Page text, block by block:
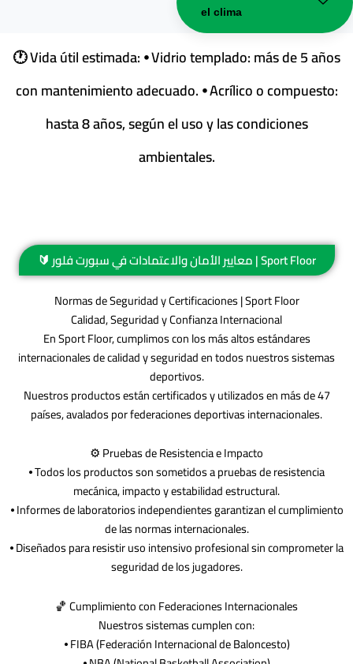
el clima
🕐 Vida útil estimada: ⦁ Vidrio templado: más de 5 años
con mantenimiento adecuado. ⦁ Acrílico o compuesto:
hasta 8 años, según el uso y las condiciones
ambientales.
🔰 معايير الأمان والاعتمادات في سبورت فلور | Sport Floor
Normas de Seguridad y Certificaciones | Sport Floor
Calidad, Seguridad y Confianza Internacional
En Sport Floor, cumplimos con los más altos estándares
internacionales de calidad y seguridad en todos nuestros sistemas
deportivos.
Nuestros productos están certificados y utilizados en más de 47
países, avalados por federaciones deportivas internacionales.
⚙️ Pruebas de Resistencia e Impacto
⦁ Todos los productos son sometidos a pruebas de resistencia
mecánica, impacto y estabilidad estructural.
⦁ Informes de laboratorios independientes garantizan el cumplimiento
de las normas internacionales.
⦁ Diseñados para resistir uso intensivo profesional sin comprometer la
seguridad de los jugadores.
🏀 Cumplimiento con Federaciones Internacionales
Nuestros sistemas cumplen con:
⦁ FIBA (Federación Internacional de Baloncesto)